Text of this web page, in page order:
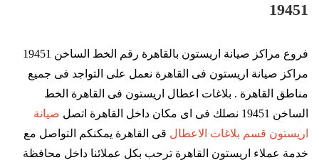
19451
فروع مراكز صيانة اريستون بالقاهرة رقم الخط الساخن 19451
مراكز صيانة اريستون فى القاهرة نعمل على التواجد فى جميع
مناطق القاهرة . بلاغات اعطال اريستون فى القاهرة الخط
الساخن 19451 نصلك فى اى مكان داخل القاهرة اتصل
صيانة
اريستون قسم بلاغات الاعطال قى القاهرة يمكنكم التواصل مع
خدمة عملاء اريستون القاهرة ترحب بكل عملائنا داخل محافظة